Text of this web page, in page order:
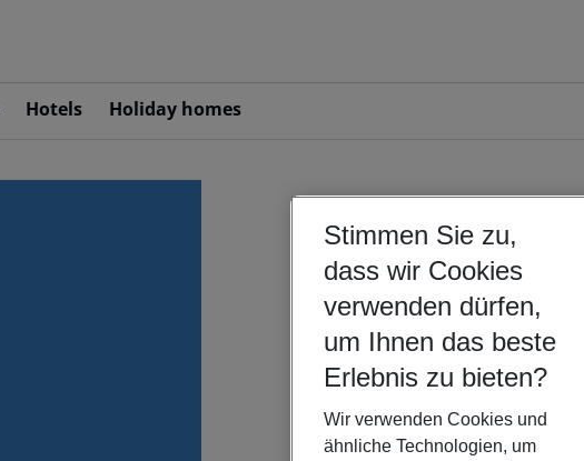
Hotels Holiday homes
Stimmen Sie zu,
dass wir Cookies
verwenden dürfen,
um Ihnen das beste
Erlebnis zu bieten?
Wir verwenden Cookies und
ähnliche Technologien, um